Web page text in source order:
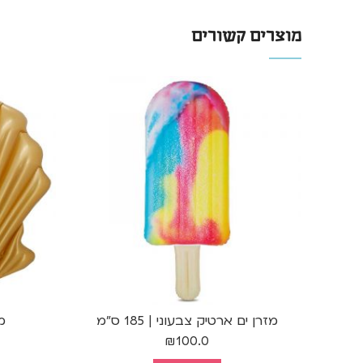
מוצרים קשורים
מזרן ים ארטיק צבעוני | 185 ס"מ
₪100.0